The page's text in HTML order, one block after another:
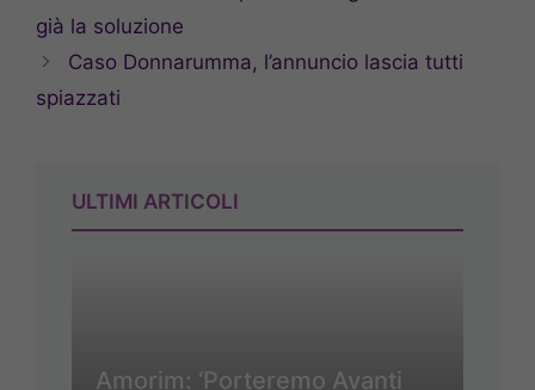
già la soluzione
Caso Donnarumma, l’annuncio lascia tutti
spiazzati
ULTIMI ARTICOLI
Amorim: ‘Porteremo Avanti